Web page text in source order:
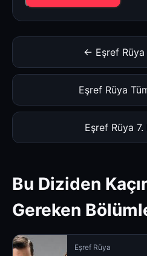
← Eşref Rüya
Eşref Rüya
Eşref Rüya
Bu Diziden
Gereken
Eşref Rüya